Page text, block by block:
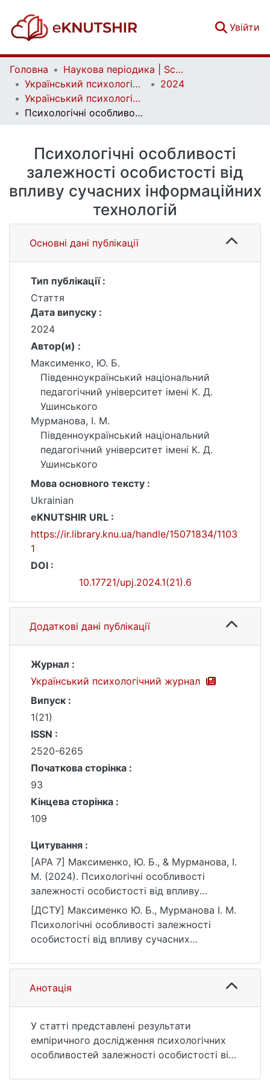
Увійти
Головна
Наукова періодика | Scientific periodicals
Український психологічний журнал | Ukrainian Psychological Journal
2024
Український психологічний журнал. № 1 (21)
Психологічні особливості залежності особистості від впливу сучасних інформаційних технологій
Психологічні особливості
залежності особистості від
впливу сучасних інформаційних
технологій
Основні дані публікації
Тип публікації :
Стаття
Дата випуску :
2024
Автор(и) :
Максименко, Ю. Б.
Південноукраїнський національний
педагогічний університет імені К. Д.
Ушинського
Мурманова, І. М.
Південноукраїнський національний
педагогічний університет імені К. Д.
Ушинського
Мова основного тексту :
Ukrainian
eKNUTSHIR URL :
https://ir.library.knu.ua/handle/15071834/1103
1
DOI :
10.17721/upj.2024.1(21).6
Додаткові дані публікації
Журнал :
Український психологічний журнал
Випуск :
1(21)
ISSN :
2520-6265
Початкова сторінка :
93
Кінцева сторінка :
109
Цитування :
[APA 7] Максименко, Ю. Б., & Мурманова, І.
М. (2024). Психологічні особливості
залежності особистості від впливу
сучасних інформаційних технологій.
Український психологічний журнал, (1(21)),
93–109.
https://doi.org/10.17721/upj.2024.1(21).6
[ДСТУ] Максименко Ю. Б., Мурманова І. М.
Психологічні особливості залежності
особистості від впливу сучасних
психологічний журнал. 2024. № 1(21). С. 93
—109. DOI: 10.17721/upj.2024.1(21).6 (дата
звернення: 25.07.2026).
Анотація
У статті представлені результати
емпіричного дослідження психологічних
особливостей залежності особистості від